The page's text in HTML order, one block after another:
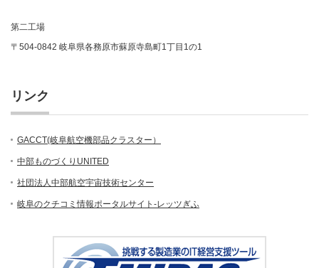
第二工場
〒504-0842 岐阜県各務原市蘇原寺島町1丁目1の1
リンク
GACCT(岐阜航空機部品クラスター）
中部ものづくりUNITED
社団法人中部航空宇宙技術センター
岐阜のクチコミ情報ポータルサイト-レッツぎふ